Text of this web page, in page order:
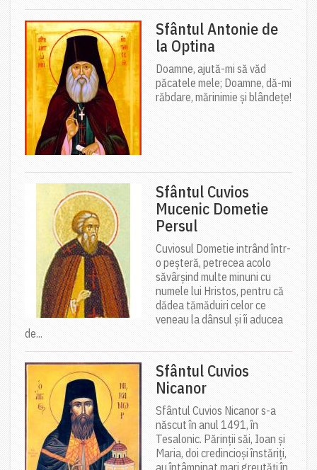
Sfântul Antonie de
la Optina
Doamne, ajută-mi să văd
păcatele mele; Doamne, dă-mi
răbdare, mărinimie şi blândeţe!
Sfântul Cuvios
Mucenic Dometie
Persul
Cuviosul Dometie intrând într-
o peșteră, petrecea acolo
săvârșind multe minuni cu
numele lui Hristos, pentru că
dădea tămăduiri celor ce
veneau la dânsul și îi aducea
de...
Sfântul Cuvios
Nicanor
Sfântul Cuvios Nicanor s-a
născut în anul 1491, în
Tesalonic. Părinții săi, Ioan și
Maria, doi credincioși înstăriți,